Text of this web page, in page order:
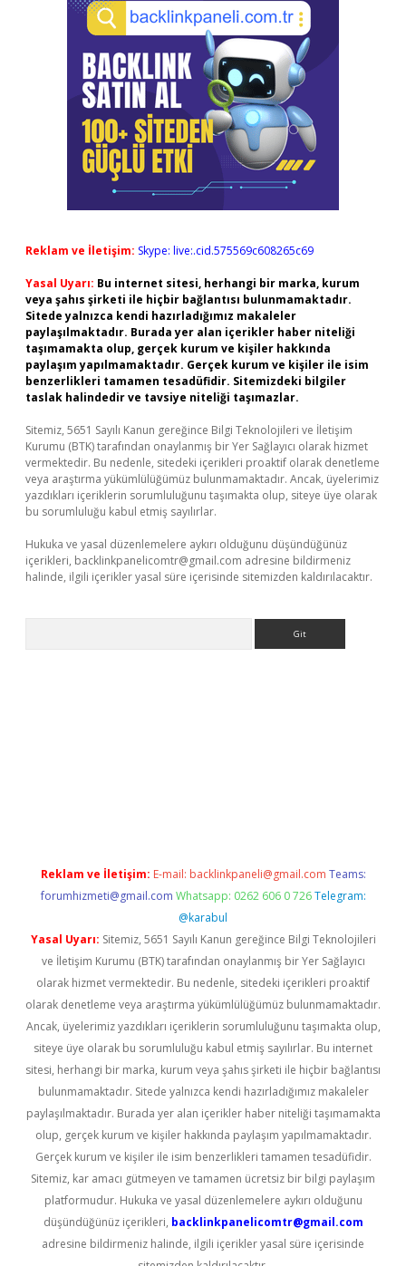
Reklam ve İletişim: Skype: live:.cid.575569c608265c69
Yasal Uyarı: Bu internet sitesi, herhangi bir marka, kurum
veya şahıs şirketi ile hiçbir bağlantısı bulunmamaktadır.
Sitede yalnızca kendi hazırladığımız makaleler
paylaşılmaktadır. Burada yer alan içerikler haber niteliği
taşımamakta olup, gerçek kurum ve kişiler hakkında
paylaşım yapılmamaktadır. Gerçek kurum ve kişiler ile isim
benzerlikleri tamamen tesadüfidir. Sitemizdeki bilgiler
taslak halindedir ve tavsiye niteliği taşımazlar.
Sitemiz, 5651 Sayılı Kanun gereğince Bilgi Teknolojileri ve İletişim
Kurumu (BTK) tarafından onaylanmış bir Yer Sağlayıcı olarak hizmet
vermektedir. Bu nedenle, sitedeki içerikleri proaktif olarak denetleme
veya araştırma yükümlülüğümüz bulunmamaktadır. Ancak, üyelerimiz
yazdıkları içeriklerin sorumluluğunu taşımakta olup, siteye üye olarak
bu sorumluluğu kabul etmiş sayılırlar.
Hukuka ve yasal düzenlemelere aykırı olduğunu düşündüğünüz
içerikleri, backlinkpanelicomtr@gmail.com adresine bildirmeniz
halinde, ilgili içerikler yasal süre içerisinde sitemizden kaldırılacaktır.
Reklam ve İletişim: E-mail: backlinkpaneli@gmail.com Teams:
forumhizmeti@gmail.com Whatsapp: 0262 606 0 726 Telegram:
@karabul
Yasal Uyarı: Sitemiz, 5651 Sayılı Kanun gereğince Bilgi Teknolojileri
ve İletişim Kurumu (BTK) tarafından onaylanmış bir Yer Sağlayıcı
olarak hizmet vermektedir. Bu nedenle, sitedeki içerikleri proaktif
olarak denetleme veya araştırma yükümlülüğümüz bulunmamaktadır.
Ancak, üyelerimiz yazdıkları içeriklerin sorumluluğunu taşımakta olup,
siteye üye olarak bu sorumluluğu kabul etmiş sayılırlar. Bu internet
sitesi, herhangi bir marka, kurum veya şahıs şirketi ile hiçbir bağlantısı
bulunmamaktadır. Sitede yalnızca kendi hazırladığımız makaleler
paylaşılmaktadır. Burada yer alan içerikler haber niteliği taşımamakta
olup, gerçek kurum ve kişiler hakkında paylaşım yapılmamaktadır.
Gerçek kurum ve kişiler ile isim benzerlikleri tamamen tesadüfidir.
Sitemiz, kar amacı gütmeyen ve tamamen ücretsiz bir bilgi paylaşım
platformudur. Hukuka ve yasal düzenlemelere aykırı olduğunu
düşündüğünüz içerikleri, backlinkpanelicomtr@gmail.com
adresine bildirmeniz halinde, ilgili içerikler yasal süre içerisinde